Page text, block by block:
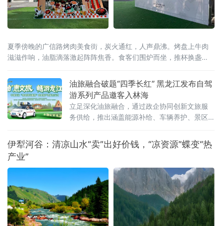
夏季傍晚的广信路烤肉美食街，炭火通红，人声鼎沸。烤盘上牛肉
滋滋作响，油脂滴落激起阵阵焦香。食客们围炉而坐，推杯换盏
文发了一条朋友圈：“这才是齐齐哈尔——烟火气里藏着文化味。”文
化味，正是2026齐齐哈尔烤肉美食节试图为这炉百年炭火注入的全
新内涵。齐齐哈尔烤肉的历史，可追溯至新石器时代嫩江
油旅融合破题“四季长红” 黑龙江发布自驾
游系列产品邀客入林海
立足深化油旅融合，通过政企协同创新文旅服
务供给，推出涵盖能源补给、车辆养护、景区
全省文旅产业提质升级探索新路径。黑龙江省
文化和旅游厅副厅长蒋兴成、中国石化黑龙江
尔滨市文化广电和旅
伊犁河谷：清凉山水“卖”出好价钱，“凉资源”蝶变“热
产业”